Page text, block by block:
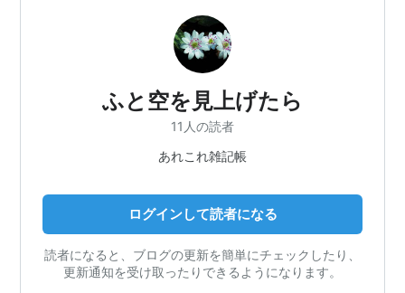
ふと空を見上げたら
11人の読者
あれこれ雑記帳
ログインして読者になる
読者になると、ブログの更新を簡単にチェックしたり、
更新通知を受け取ったりできるようになります。